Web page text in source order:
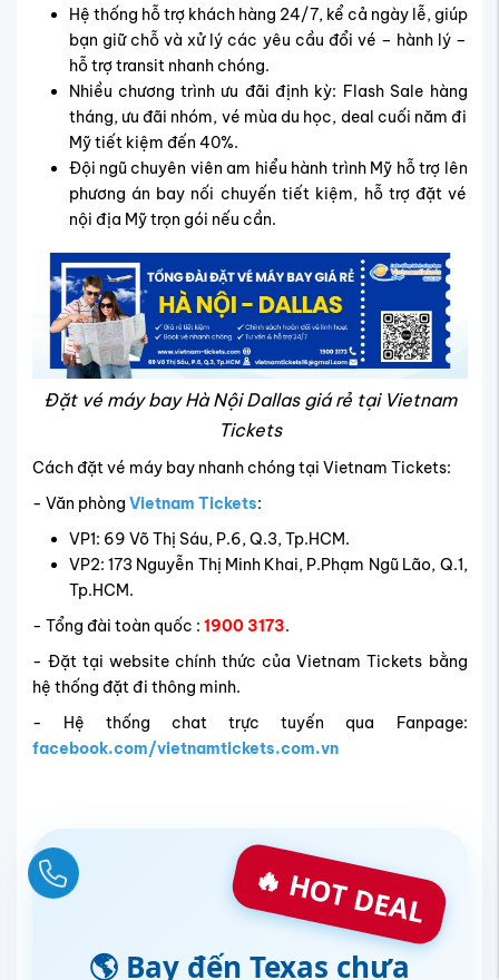
Hệ thống hỗ trợ khách hàng 24/7, kể cả ngày lễ, giúp
bạn giữ chỗ và xử lý các yêu cầu đổi vé – hành lý –
hỗ trợ transit nhanh chóng.
Nhiều chương trình ưu đãi định kỳ: Flash Sale hàng
tháng, ưu đãi nhóm, vé mùa du học, deal cuối năm đi
Mỹ tiết kiệm đến 40%.
Đội ngũ chuyên viên am hiểu hành trình Mỹ hỗ trợ lên
phương án bay nối chuyến tiết kiệm, hỗ trợ đặt vé
nội địa Mỹ trọn gói nếu cần.
Đặt vé máy bay Hà Nội Dallas giá rẻ tại Vietnam
Tickets
Cách đặt vé máy bay nhanh chóng tại Vietnam Tickets:
- Văn phòng Vietnam Tickets:
VP1: 69 Võ Thị Sáu, P.6, Q.3, Tp.HCM.
VP2: 173 Nguyễn Thị Minh Khai, P.Phạm Ngũ Lão, Q.1,
Tp.HCM.
- Tổng đài toàn quốc : 1900 3173.
- Đặt tại website chính thức của Vietnam Tickets bằng
hệ thống đặt đi thông minh.
- Hệ thống chat trực tuyến qua Fanpage:
facebook.com/vietnamtickets.com.vn
🔥 HOT DEAL
🌎 Bay đến Texas chưa